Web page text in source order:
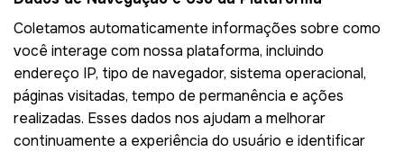
Coletamos automaticamente informações sobre como
você interage com nossa plataforma, incluindo
endereço IP, tipo de navegador, sistema operacional,
páginas visitadas, tempo de permanência e ações
realizadas. Esses dados nos ajudam a melhorar
continuamente a experiência do usuário e identificar